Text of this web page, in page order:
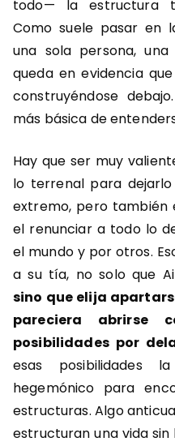
todo— la estructura
Como suele pasar en
una sola persona,
queda en evidencia
construyéndose
más básica de
Hay que ser muy
lo terrenal para
extremo, pero también
el renunciar a todo lo
el mundo y por otros.
a su tía, no solo que
sino que elija
pareciera abrirse
posibilidades por
esas posibilidades
hegemónico para
estructuras. Algo
estructuran una vida